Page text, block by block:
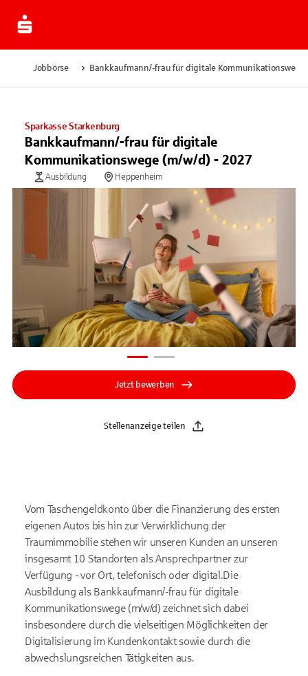
Jobbörse Bankkaufmann/-frau für digitale Kommunikationswege
Sparkasse Starkenburg
Bankkaufmann/-frau für digitale
Kommunikationswege (m/w/d) - 2027
Ausbildung Heppenheim
Jetzt bewerben
Stellenanzeige teilen
Vom Taschengeldkonto über die Finanzierung des ersten
eigenen Autos bis hin zur Verwirklichung der
Traumimmobilie stehen wir unseren Kunden an unseren
insgesamt 10 Standorten als Ansprechpartner zur
Verfügung - vor Ort, telefonisch oder digital.Die
Ausbildung als Bankkaufmann/-frau für digitale
Kommunikationswege (m/w/d) zeichnet sich dabei
insbesondere durch die vielseitigen Möglichkeiten der
Digitalisierung im Kundenkontakt sowie durch die
abwechslungsreichen Tätigkeiten aus.